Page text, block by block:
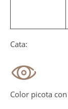
Cata:
Color picota